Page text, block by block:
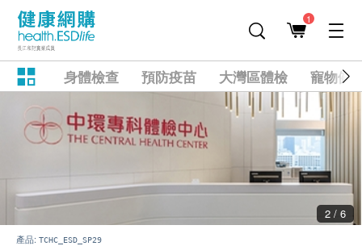
1
身體檢查 預防疫苗 大灣區體檢 寵物健
2 / 6
產品: TCHC_ESD_SP29